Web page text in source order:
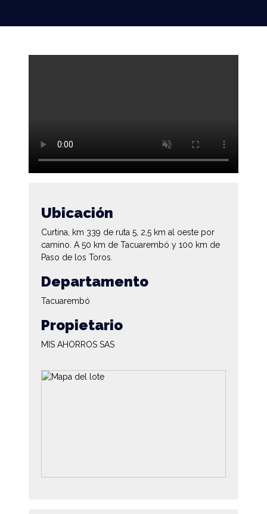
Ubicación
Curtina, km 339 de ruta 5, 2,5 km al oeste por
camino. A 50 km de Tacuarembó y 100 km de
Paso de los Toros.
Departamento
Tacuarembó
Propietario
MIS AHORROS SAS